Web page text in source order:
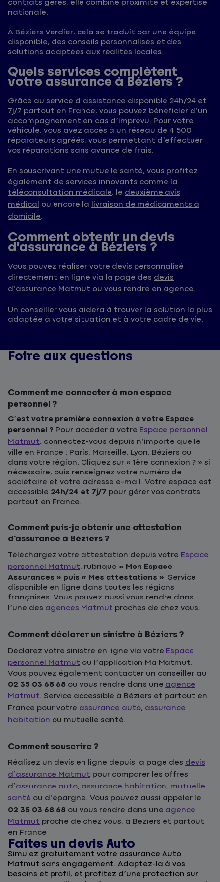
contrats gérés, elle combine proximité et expertise
nationale.
À Béziers Verdier, cela se traduit par une équipe
disponible, des conseils personnalisés et des
solutions adaptées aux réalités locales.
Quels services complètent
votre assurance à Béziers ?
Grâce au service d’assistance disponible 24h/24 et
7j/7 partout en France, vous pouvez bénéficier d’un
accompagnement en cas d’imprévu. Pour votre
véhicule, vous avez accès à un réseau de 4 500
réparateurs agréés, vous permettant d’effectuer
vos réparations sans avance de frais.
En souscrivant une mutuelle santé, vous profitez
également de services innovants comme la
téléconsultation médicale, le deuxième avis
médical ou encore la livraison de médicaments à
domicile.
Comment obtenir un devis
d’assurance à Béziers ?
Vous pouvez réaliser votre devis personnalisé
directement en ligne via la page des devis
d’assurance Matmut ou vous rendre en agence.
Un conseiller vous aidera à trouver la solution la plus
adaptée à votre situation et à votre cadre de vie.
Foire aux questions
Comment me connecter à mon espace
personnel ?
C’est votre première connexion à votre Espace
personnel ? Pour accéder à votre Espace personnel
Matmut, connectez-vous depuis n’importe quelle
ville en France : Paris, Marseille, Lyon, Béziers ou
dans votre région. Cliquez sur « 1ère connexion ? » si
nécessaire, puis renseignez votre numéro de
sociétaire et votre adresse e-mail. Votre espace est
accessible 24h/24 et 7j/7 pour gérer vos contrats
partout en France.
Comment puis-je obtenir une attestation
d’assurance à Béziers ?
Téléchargez votre attestation depuis votre Espace
personnel Matmut, rubrique « Mon Espace
Assurances » puis « Mes attestations ». Service
disponible en ligne dans toutes les régions
françaises. Vous pouvez aussi vous rendre dans
l’une des agences Matmut proches de chez vous.
Comment déclarer un sinistre à Béziers ?
Déclarez votre sinistre en ligne via votre Espace
personnel Matmut ou l’application Ma Matmut.
Vous pouvez également contacter un conseiller au
02 35 03 68 68 ou vous rendre dans une agence
Matmut. Service accessible à Béziers et partout en
France pour votre assurance auto, assurance
habitation ou mutuelle santé.
Comment souscrire ?
Réalisez un devis en ligne depuis la page des devis
d’assurance Matmut pour comparer les offres
d’assurance auto, assurance habitation, mutuelle
santé ou d’épargne. Vous pouvez aussi appeler le
02 35 03 68 68 ou vous rendre dans une agence
Matmut proche de chez vous, à Béziers et partout
en France
Faites un devis Auto
Simulez gratuitement votre assurance Auto
Matmut sans engagement. Adaptez-la à vos
besoins et profil, et profitez d’une protection sur